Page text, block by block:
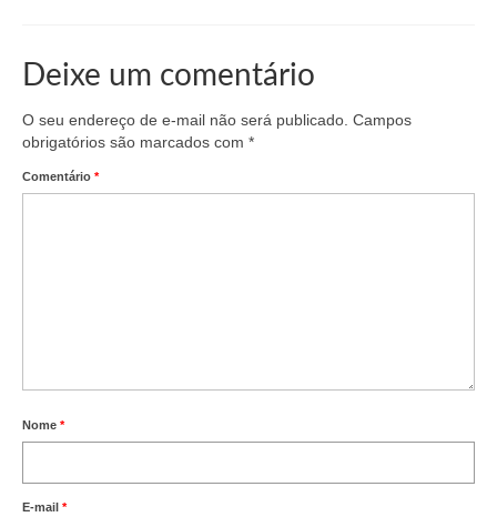
Deixe um comentário
O seu endereço de e-mail não será publicado. Campos
obrigatórios são marcados com *
Comentário *
Nome *
E-mail *